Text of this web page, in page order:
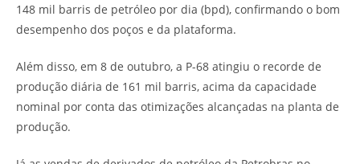
148 mil barris de petróleo por dia (bpd), confirmando o bom
desempenho dos poços e da plataforma.
Além disso, em 8 de outubro, a P-68 atingiu o recorde de
produção diária de 161 mil barris, acima da capacidade
nominal por conta das otimizações alcançadas na planta de
produção.